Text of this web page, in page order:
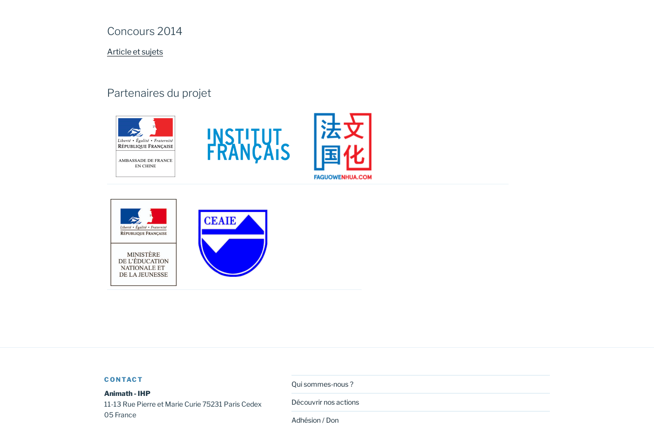
Concours 2014
Article et sujets
Partenaires du projet
CONTACT
Animath - IHP
11-13 Rue Pierre et Marie Curie 75231 Paris Cedex
05 France
Qui sommes-nous ?
Découvrir nos actions
Adhésion / Don